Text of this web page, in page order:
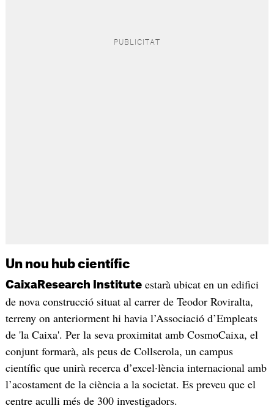
Un nou hub científic
CaixaResearch Instituteestarà ubicat en un edifici
de nova construcció situat al carrer de Teodor Roviralta,
terreny on anteriorment hi havia l’Associació d’Empleats
de 'la Caixa'. Per la seva proximitat amb CosmoCaixa, el
conjunt formarà, als peus de Collserola, un campus
científic que unirà recerca d’excel·lència internacional amb
l’acostament de la ciència a la societat. Es preveu que el
centre aculli més de 300 investigadors.